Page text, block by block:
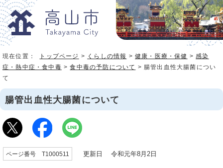
現在位置： トップページ > くらしの情報 >健康・医療・保健 >感染
症・熱中症・食中毒 >食中毒の予防について > 腸管出血性大腸菌につい
て
腸管出血性大腸菌について
ページ番号 T1000511 更新日 令和元年8月2日